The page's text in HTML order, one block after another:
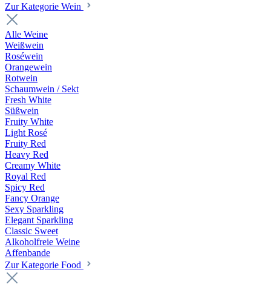
Zur Kategorie Wein
Alle Weine
Weißwein
Roséwein
Orangewein
Rotwein
Schaumwein / Sekt
Fresh White
Süßwein
Fruity White
Light Rosé
Fruity Red
Heavy Red
Creamy White
Royal Red
Spicy Red
Fancy Orange
Sexy Sparkling
Elegant Sparkling
Classic Sweet
Alkoholfreie Weine
Affenbande
Zur Kategorie Food